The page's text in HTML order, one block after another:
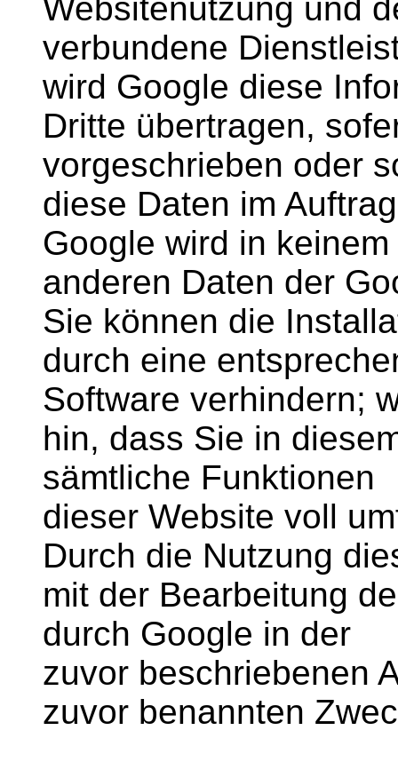
Websitenutzung und
verbundene
wird Google diese
Dritte übertragen,
vorgeschrieben oder
diese Daten im
Google wird in
anderen Daten der
Sie können die
durch eine
Software verhindern;
hin, dass Sie in
sämtliche Funktionen
dieser Website voll
Durch die Nutzung
mit der Bearbeitung
durch Google in der
zuvor beschriebenen
zuvor benannten